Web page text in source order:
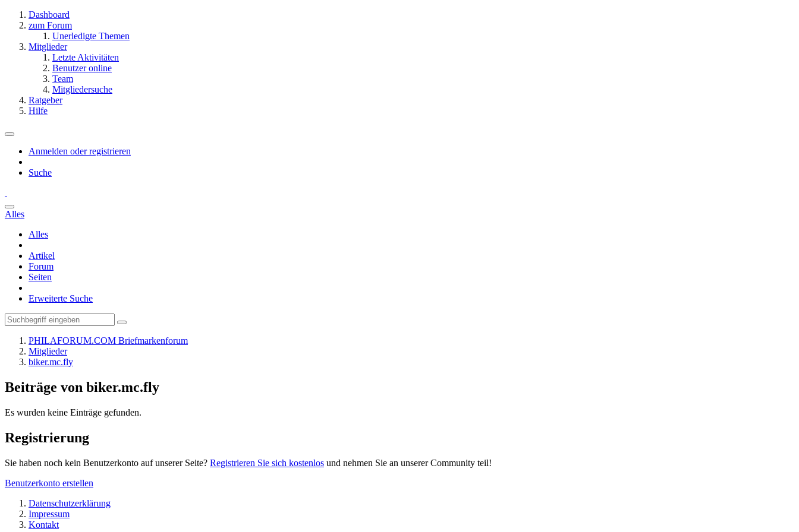
Dashboard
zum Forum
Unerledigte Themen
Mitglieder
Letzte Aktivitäten
Benutzer online
Team
Mitgliedersuche
Ratgeber
Hilfe
Anmelden oder registrieren
Suche
Alles
Alles
Artikel
Forum
Seiten
Erweiterte Suche
PHILAFORUM.COM Briefmarkenforum
Mitglieder
biker.mc.fly
Beiträge von biker.mc.fly
Es wurden keine Einträge gefunden.
Registrierung
Sie haben noch kein Benutzerkonto auf unserer Seite? Registrieren Sie sich kostenlos und nehmen Sie an unserer Community teil!
Benutzerkonto erstellen
Datenschutzerklärung
Impressum
Kontakt